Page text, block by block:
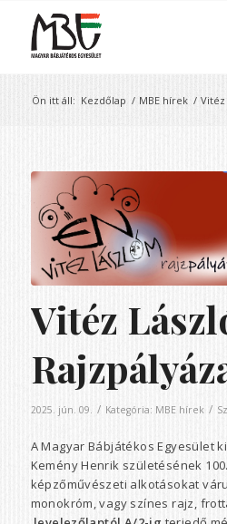
Ön itt áll: Kezdőlap / MBE hírek / Vitéz
Vitéz
2025. jún. 09. / Kategória: MBE hírek /
A Magyar Bábjátékos Egyesület
Kemény Henrik születésének
képzőművészeti alkotásokat
monokróm, vagy színes rajz,